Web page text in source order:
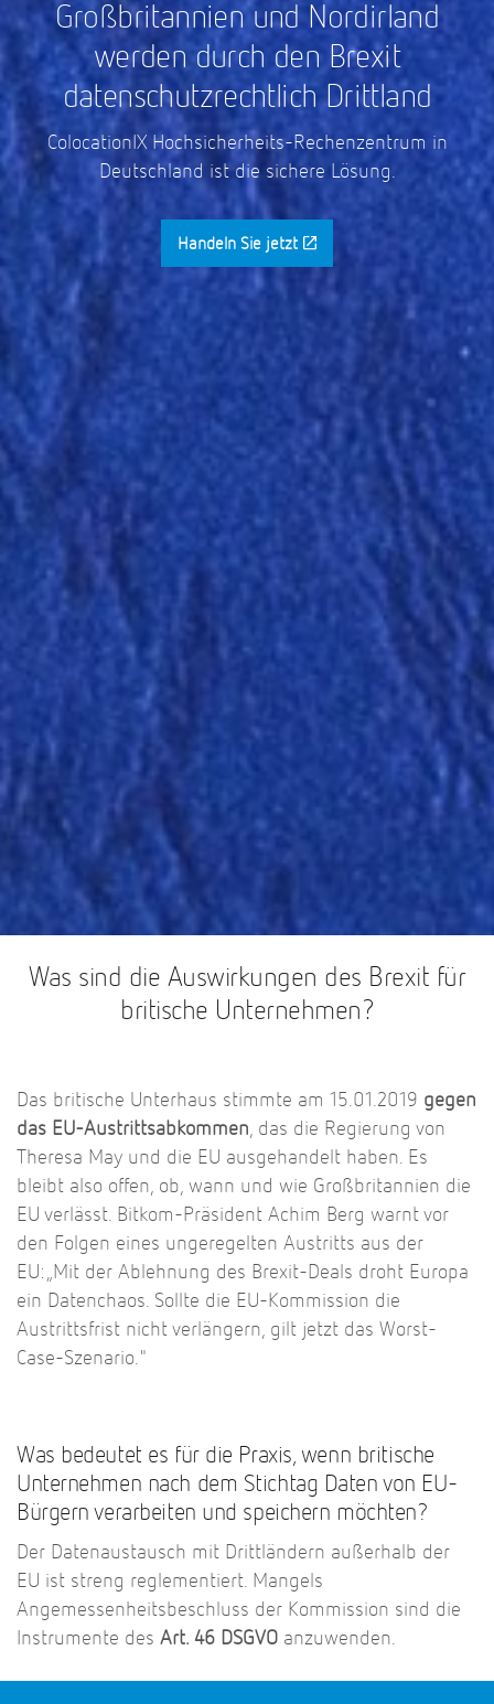
Großbritannien und Nordirland
werden durch den Brexit
datenschutzrechtlich Drittland
ColocationIX Hochsicherheits-Rechenzentrum in
Deutschland ist die sichere Lösung.
Handeln Sie jetzt
Was sind die Auswirkungen des Brexit für
britische Unternehmen?
Das britische Unterhaus stimmte am 15.01.2019 gegen
das EU-Austrittsabkommen, das die Regierung von
Theresa May und die EU ausgehandelt haben. Es
bleibt also offen, ob, wann und wie Großbritannien die
EU verlässt. Bitkom-Präsident Achim Berg warnt vor
den Folgen eines ungeregelten Austritts aus der
EU: „Mit der Ablehnung des Brexit-Deals droht Europa
ein Datenchaos. Sollte die EU-Kommission die
Austrittsfrist nicht verlängern, gilt jetzt das Worst-
Case-Szenario."
Was bedeutet es für die Praxis, wenn britische
Unternehmen nach dem Stichtag Daten von EU-
Bürgern verarbeiten und speichern möchten?
Der Datenaustausch mit Drittländern außerhalb der
EU ist streng reglementiert. Mangels
Angemessenheitsbeschluss der Kommission sind die
Instrumente des Art. 46 DSGVO anzuwenden.